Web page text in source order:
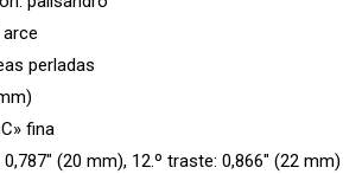
perladas
fina
(20 mm), 12.º traste: 0,866″ (22 mm)